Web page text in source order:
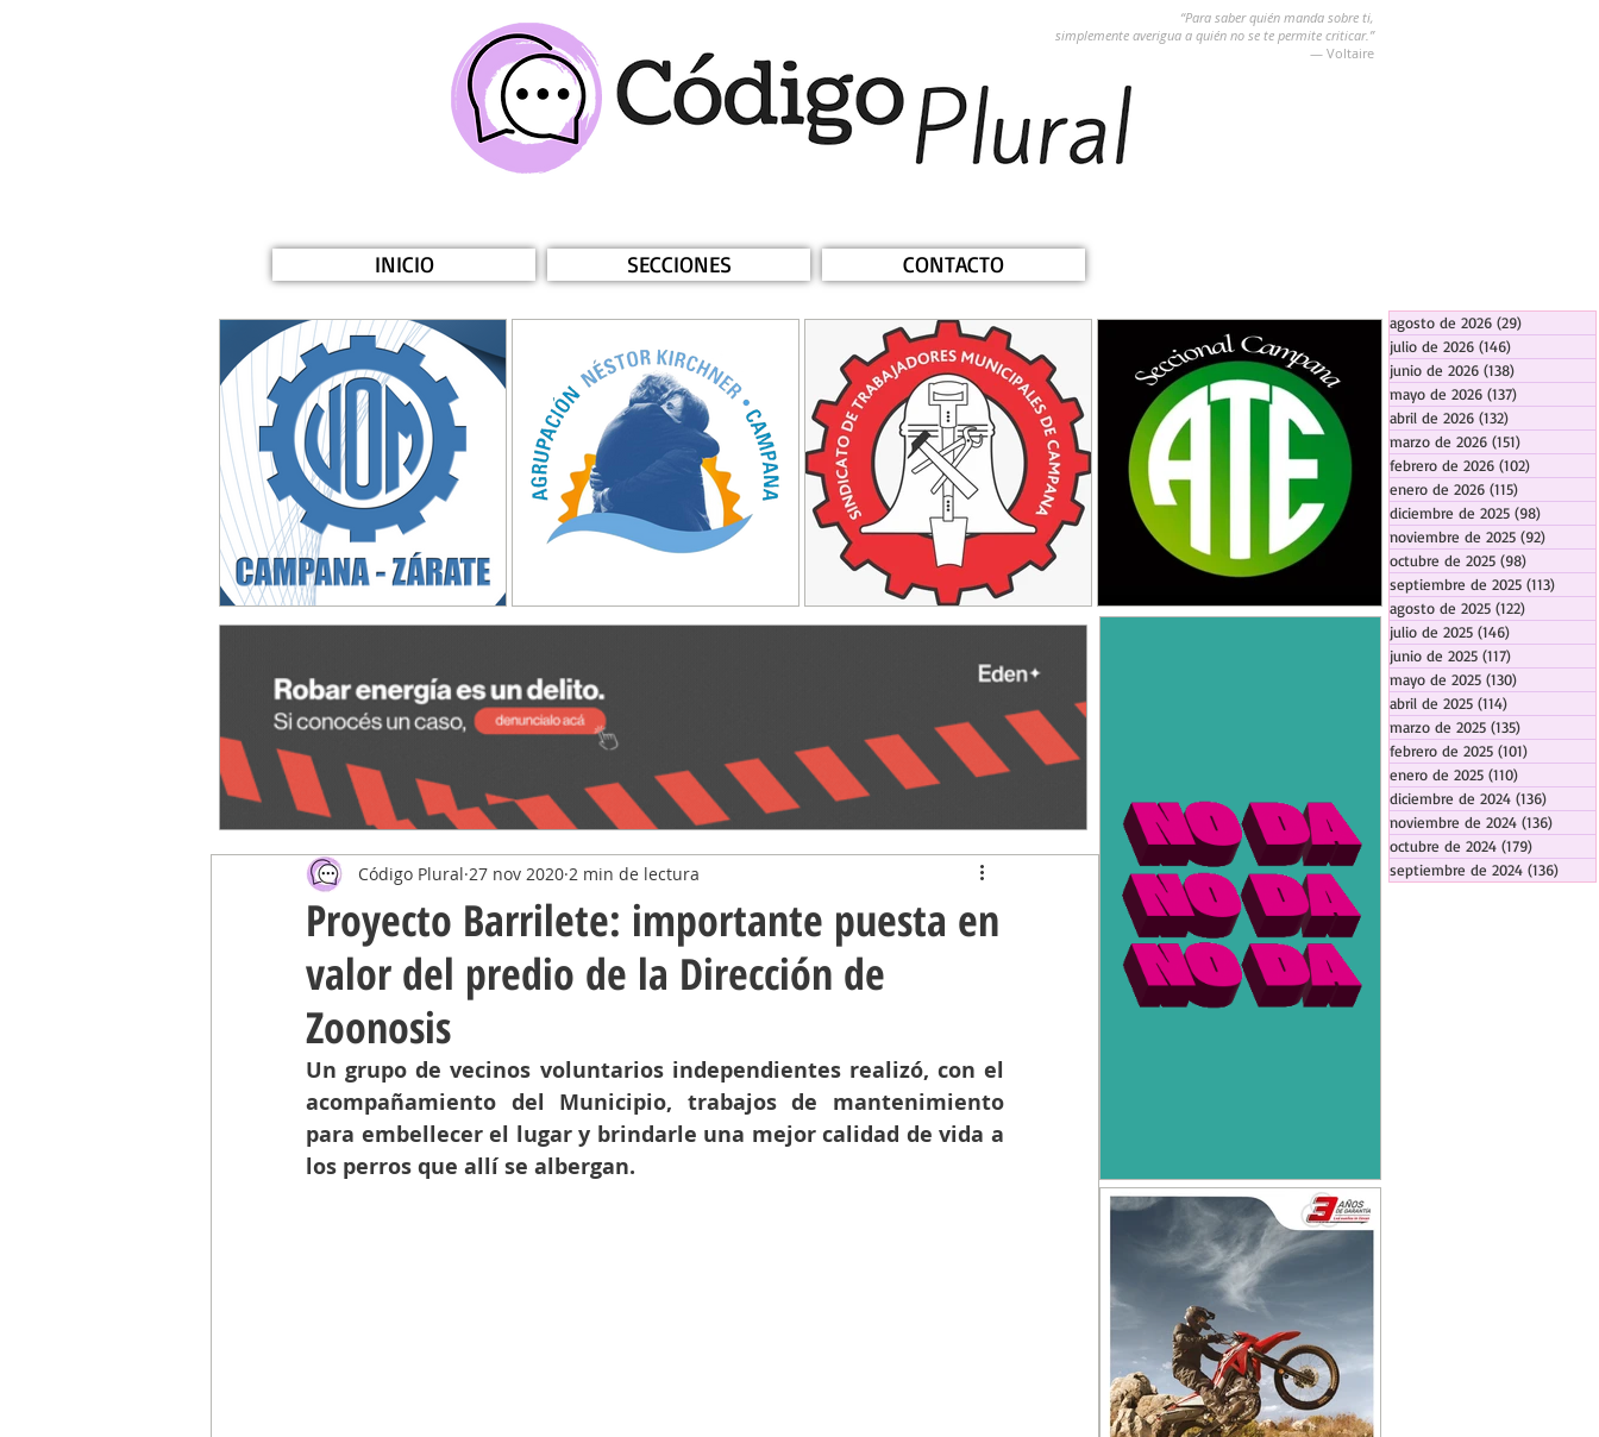
“Para saber quién manda sobre ti,
simplemente averigua a quién no se te permite criticar.”
― Voltaire
INICIO SECCIONES CONTACTO
Proyecto Barrilete: importante puesta en
valor del predio de la Dirección de
Zoonosis
Código Plural 27 nov 2020 2 min de lectura
Un grupo de vecinos voluntarios independientes realizó, con el
acompañamiento del Municipio, trabajos de mantenimiento
para embellecer el lugar y brindarle una mejor calidad de vida a
los perros que allí se albergan.
agosto de 2026 (29)
julio de 2026 (146)
junio de 2026 (138)
mayo de 2026 (137)
abril de 2026 (132)
marzo de 2026 (151)
febrero de 2026 (102)
enero de 2026 (115)
diciembre de 2025 (98)
noviembre de 2025 (92)
octubre de 2025 (98)
septiembre de 2025 (113)
agosto de 2025 (122)
julio de 2025 (146)
junio de 2025 (117)
mayo de 2025 (130)
abril de 2025 (114)
marzo de 2025 (135)
febrero de 2025 (101)
enero de 2025 (110)
diciembre de 2024 (136)
noviembre de 2024 (136)
octubre de 2024 (179)
septiembre de 2024 (136)